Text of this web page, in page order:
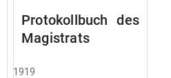
Protokollbuch des
Magistrats
1919